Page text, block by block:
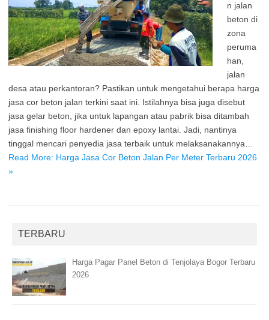
n jalan
beton di
zona
peruma
han,
jalan
desa atau perkantoran? Pastikan untuk mengetahui berapa harga
jasa cor beton jalan terkini saat ini. Istilahnya bisa juga disebut
jasa gelar beton, jika untuk lapangan atau pabrik bisa ditambah
jasa finishing floor hardener dan epoxy lantai. Jadi, nantinya
tinggal mencari penyedia jasa terbaik untuk melaksanakannya…
Read More: Harga Jasa Cor Beton Jalan Per Meter Terbaru 2026
»
TERBARU
Harga Pagar Panel Beton di Tenjolaya Bogor Terbaru
2026